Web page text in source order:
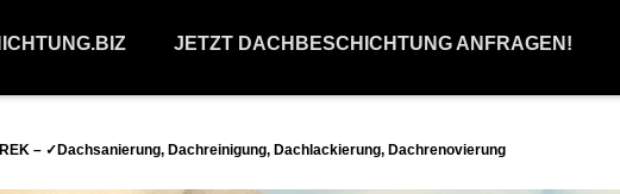
JETZT DACHBESCHICHTUNG ANFRAGEN!
– ✓Dachsanierung, Dachreinigung, Dachlackierung, Dachrenovierung